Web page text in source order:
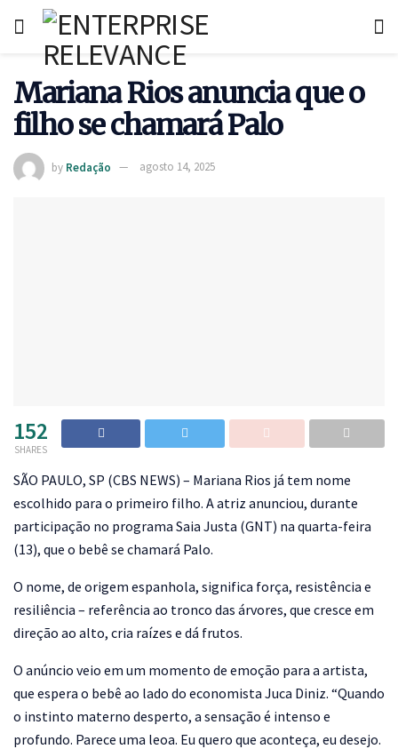
Mariana Rios anuncia que o
filho se chamará Palo
by Redação agosto 14, 2025
152
SHARES
SÃO PAULO, SP (CBS NEWS) – Mariana Rios já tem nome
escolhido para o primeiro filho. A atriz anunciou, durante
participação no programa Saia Justa (GNT) na quarta-feira
(13), que o bebê se chamará Palo.
O nome, de origem espanhola, significa força, resistência e
resiliência – referência ao tronco das árvores, que cresce em
direção ao alto, cria raízes e dá frutos.
O anúncio veio em um momento de emoção para a artista,
que espera o bebê ao lado do economista Juca Diniz. “Quando
o instinto materno desperto, a sensação é intenso e
profundo. Parece uma leoa. Eu quero que aconteça, eu desejo.